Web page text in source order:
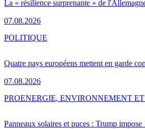
La « résilience surprenante » de
07.08.2026
Quatre pays européens mettent en garde
07.08.2026
POLITIQUE
Panneaux solaires et puces : Trump
PROENERGIE, ENVIRONNEMENT